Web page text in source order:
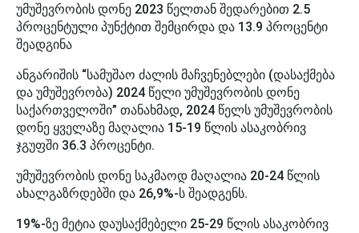
უმუშევრობის დონე 2023 წელთან შედარებით 2.5
პროცენტული პუნქტით შემცირდა და 13.9 პროცენტი
შეადგინა
ანგარიშის “სამუშაო ძალის მაჩვენებლები (დასაქმება
და უმუშევრობა) 2024 წელი უმუშევრობის დონე
საქართველოში” თანახმად, 2024 წელს უმუშევრობის
დონე ყველაზე მაღალია 15-19 წლის ასაკობრივ
ჯგუფში 36.3 პროცენტი.
უმუშევრობის დონე საკმაოდ მაღალია 20-24 წლის
ახალგაზრდებში და 26,9%-ს შეადგენს.
19%-ზე მეტია დაუსაქმებელი 25-29 წლის ასაკობრივ